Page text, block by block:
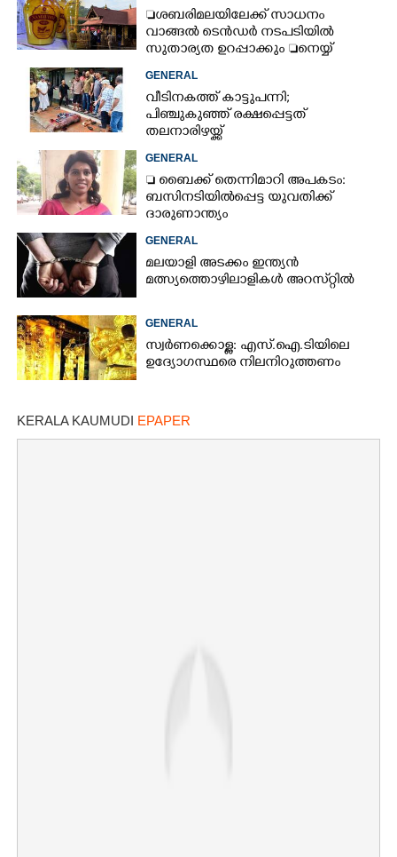
ശബരിമലയിലേക്ക് സാധനം
വാങ്ങൽ ടെൻ‌ഡർ നടപടിയിൽ
സുതാര്യത ഉറപ്പാക്കും നെയ്യ്
GENERAL
വീടിനകത്ത് കാട്ടുപന്നി;
പിഞ്ചുകുഞ്ഞ് രക്ഷപ്പെട്ടത്
തലനാരിഴയ്ക്ക്
GENERAL
 ബൈക്ക് തെന്നിമാറി അപകടം:
ബസിനടിയിൽപ്പെട്ട യുവതിക്ക്
ദാരുണാന്ത്യം
GENERAL
മലയാളി അടക്കം ഇന്ത്യൻ
മത്സ്യത്തൊഴിലാളികൾ അറസ്‌റ്റിൽ
GENERAL
സ്വർണക്കൊള്ള: എസ്.ഐ.ടിയിലെ
ഉദ്യോഗസ്ഥരെ നിലനിറുത്തണം
KERALA KAUMUDI EPAPER